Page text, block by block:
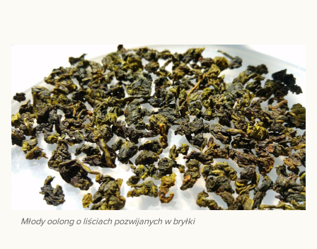
Młody oolong o liściach pozwijanych w bryłki